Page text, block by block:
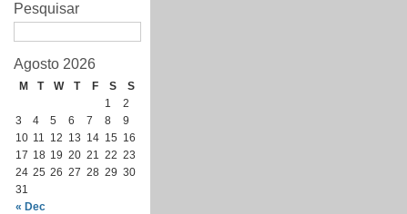
Pesquisar
Agosto 2026
M T W T F S S
« Dec
1
2
3
4 5 6 7 8
9
10 11 12 13 14 15 16
17 18 19 20 21 22 23
24 25 26 27 28 29 30
31